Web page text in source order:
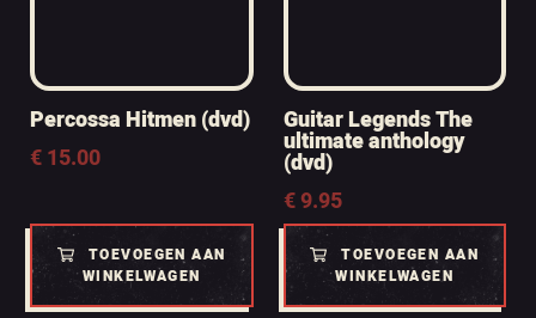
Percossa Hitmen (dvd)
€15.00
TOEVOEGEN AAN
WINKELWAGEN
Guitar Legends The
ultimate anthology
(dvd)
€9.95
TOEVOEGEN AAN
WINKELWAGEN